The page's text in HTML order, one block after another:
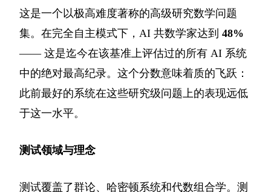
这是一个以极高难度著称的高级研究数学问题
集。在完全自主模式下，AI 共数学家达到 48%
—— 这是迄今在该基准上评估过的所有 AI 系统
中的绝对最高纪录。这个分数意味着质的飞跃：
此前最好的系统在这些研究级问题上的表现远低
于这一水平。
测试领域与理念
测试覆盖了群论、哈密顿系统和代数组合学。测